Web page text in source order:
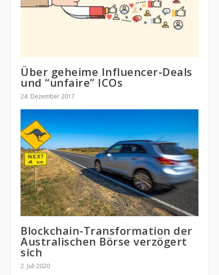
Über geheime Influencer-Deals
und “unfaire” ICOs
24. Dezember 2017
Blockchain-Transformation der
Australischen Börse verzögert
sich
2. Juli 2020